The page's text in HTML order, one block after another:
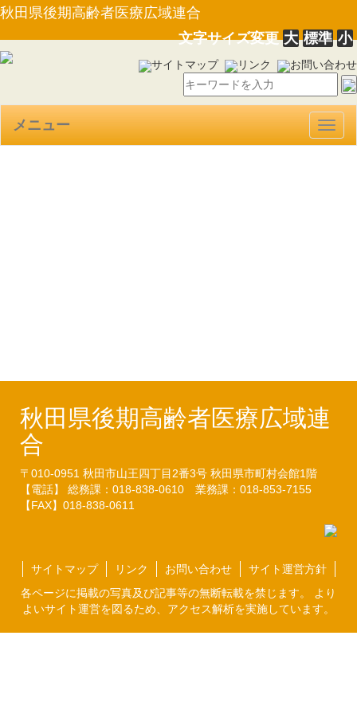
秋田県後期高齢者医療広域連合
文字サイズ変更大 標準 小
サイトマップ リンク お問い合わせ
メニュー
秋田県後期高齢者医療広域連
合
〒010-0951 秋田市山王四丁目2番3号 秋田県市町村会館1階
【電話】 総務課：018-838-0610 業務課：018-853-7155
【FAX】018-838-0611
サイトマップ リンク お問い合わせ
サイト運営方針
各ページに掲載の写真及び記事等の無断転載を禁じます。 より
よいサイト運営を図るため、アクセス解析を実施しています。